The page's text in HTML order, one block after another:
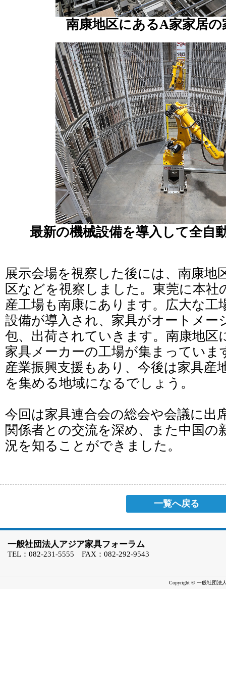
南康地区にあるA家家居の
最新の機械設備を導入して全自
展示会場を視察した後には、南康地
区などを視察しました。東莞に本社
産工場も南康にあります。広大な工
設備が導入され、家具がオートメー
包、出荷されていきます。南康地区
家具メーカーの工場が集まっていま
産業振興支援もあり、今後は家具産
を集める地域になるでしょう。
今回は家具連合会の総会や会議に出
関係者との交流を深め、また中国の
況を知ることができました。
一覧へ戻る
一般社団法人アジア家具フォーラム
TEL：082-231-5555 FAX：082-292-9543
Copyright © 一般社団法